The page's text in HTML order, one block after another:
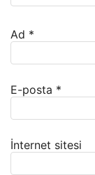
Ad *
E-posta *
İnternet sitesi